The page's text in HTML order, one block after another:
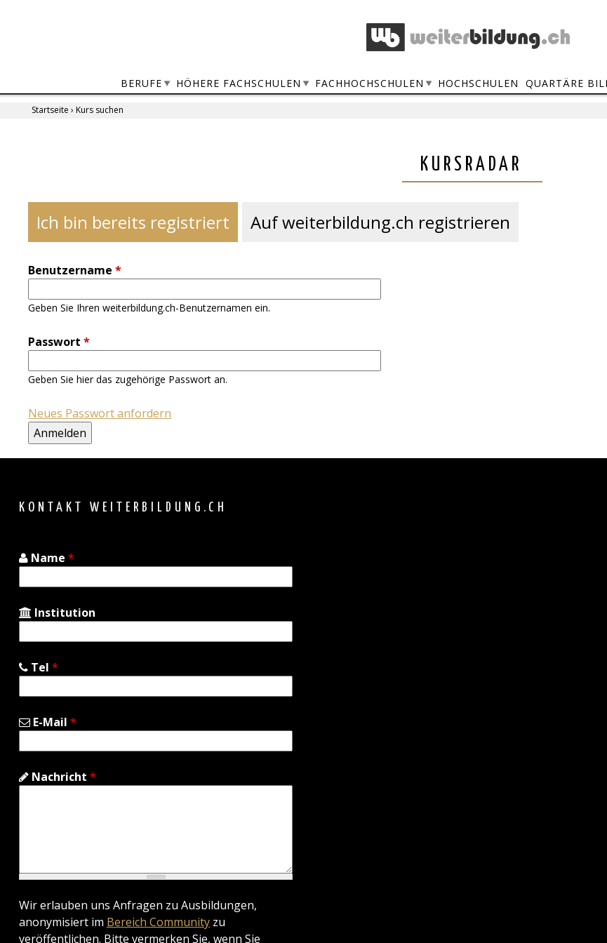
BERUFE HÖHERE FACHSCHULEN FACHHOCHSCHULEN HOCHSCHULEN QUARTÄRE
Startseite › Kurs suchen
KURSRADAR
Ich bin bereits registriert Auf weiterbildung.ch registrieren
Benutzername*
Geben Sie Ihren weiterbildung.ch-Benutzernamen ein.
Passwort*
Geben Sie hier das zugehörige Passwort an.
Neues Passwort anfordern
KONTAKT WEITERBILDUNG.CH
Name *
Institution
Tel *
E-Mail *
Nachricht *
Wir erlauben uns Anfragen zu Ausbildungen,
anonymisiert im Bereich Communityzu
veröffentlichen. Bitte vermerken Sie, wenn Sie